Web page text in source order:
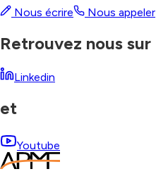
Nous écrire Nous appeler
Retrouvez nous sur
Linkedin
et
Youtube